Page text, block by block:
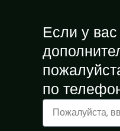
Если у
по
Имя